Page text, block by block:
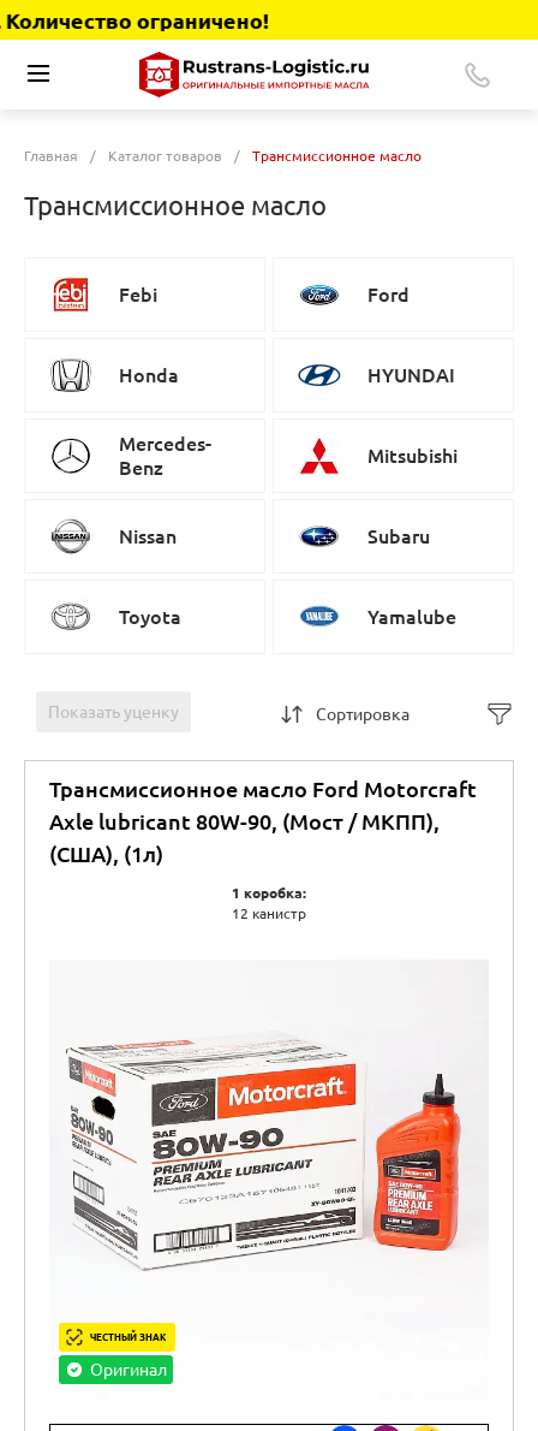
ограничено!
Главная / Каталог товаров / Трансмиссионное масло
Трансмиссионное масло
Febi Ford
Honda HYUNDAI
Mercedes-
Benz
Mitsubishi
Nissan Subaru
Toyota Yamalube
Показать уценку Сортировка
Трансмиссионное масло Ford Motorcraft
Axle lubricant 80W-90, (Мост / МКПП),
(США), (1л)
1 коробка:
12 канистр
ЧЕСТНЫЙ ЗНАК
Оригинал